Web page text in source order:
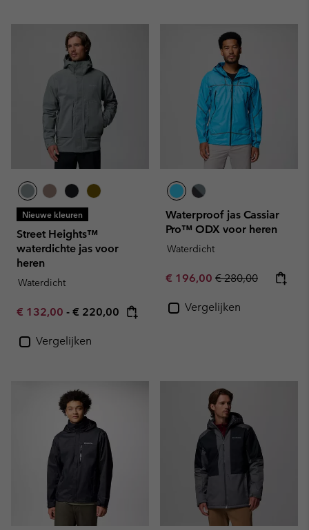
Nieuwe kleuren
Street Heights™
waterdichte jas voor
heren
Waterdicht
Minimum sale price:
€ 132,00 - Maximum price:
€ 220,00
Vergelijken
Waterproof jas Cassiar
Pro™ ODX voor heren
Waterdicht
Sale price:
€ 196,00 Regular price:
€ 280,00
Vergelijken